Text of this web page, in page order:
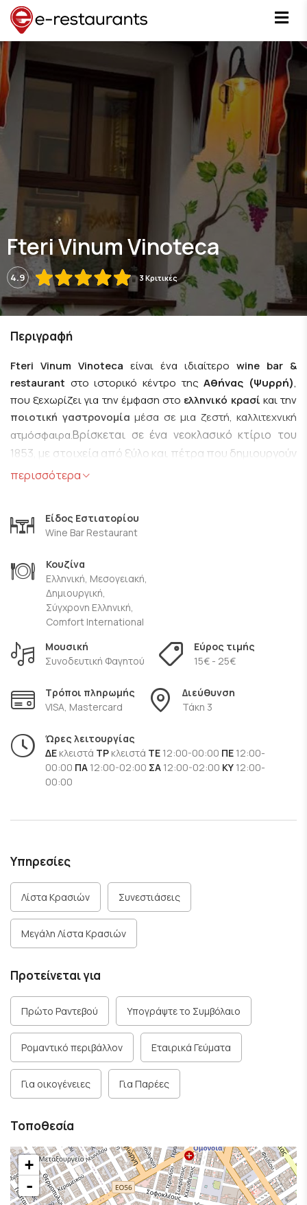
Fteri Vinum Vinoteca
4.9 3 Κριτικές
Περιγραφή
Fteri Vinum Vinoteca είναι ένα ιδιαίτερο wine bar &
restaurant στο ιστορικό κέντρο τηςΑθήνας (Ψυρρή),
που ξεχωρίζει για την έμφαση στο ελληνικό κρασί και την
ποιοτική γαστρονομία μέσα σε μια ζεστή, καλλιτεχνική
ατμόσφαιρα.Βρίσκεται σε ένα νεοκλασικό κτίριο του
1853, με στοιχεία από ξύλο και πέτρα που δημιουργούν
έναν φιλόξενο, χαλαρό χώρο ιδανικό για γευσιγνωσίες,
Fteri Vinum Wineryτης οικογένειας όσο και από
ποτήρι ή σε μπουκάλι — ενώ υπάρχει και
κελάρι για μια πιο άμεση σχέση με τα κρασιά.
Η κουζίνα κινείται σε ελληνικά και μεσογειακά μονοπάτια με
που ταιριάζουν με τα κρασιά, όπως πλούσια πλατό με
τυριά και αλλαντικά, παραδοσιακές γεύσεις με μοντέρνα
περισσότερα
Είδος Εστιατορίου
Wine Bar Restaurant
Κουζίνα
Ελληνική, Μεσογειακή,
Δημιουργική,
Σύγχρονη Ελληνική,
Comfort International
Μουσική
Συνοδευτική Φαγητού
Εύρος τιμής
15€ - 25€
Τρόποι πληρωμής
VISA, Mastercard
Διεύθυνση
Τάκη 3
Ώρες λειτουργίας
ΔΕ κλειστά ΤΡ κλειστά ΤΕ 12:00-00:00 ΠΕ 12:00-
00:00 ΠΑ 12:00-02:00 ΣΑ 12:00-02:00 ΚΥ 12:00-
00:00
Υπηρεσίες
Λίστα Κρασιών Συνεστιάσεις
Μεγάλη Λίστα Κρασιών
Προτείνεται για
Πρώτο Ραντεβού Υπογράψτε το Συμβόλαιο
Ρομαντικό περιβάλλον Εταιρικά Γεύματα
Για οικογένειες Για Παρέες
Τοποθεσία
+
-